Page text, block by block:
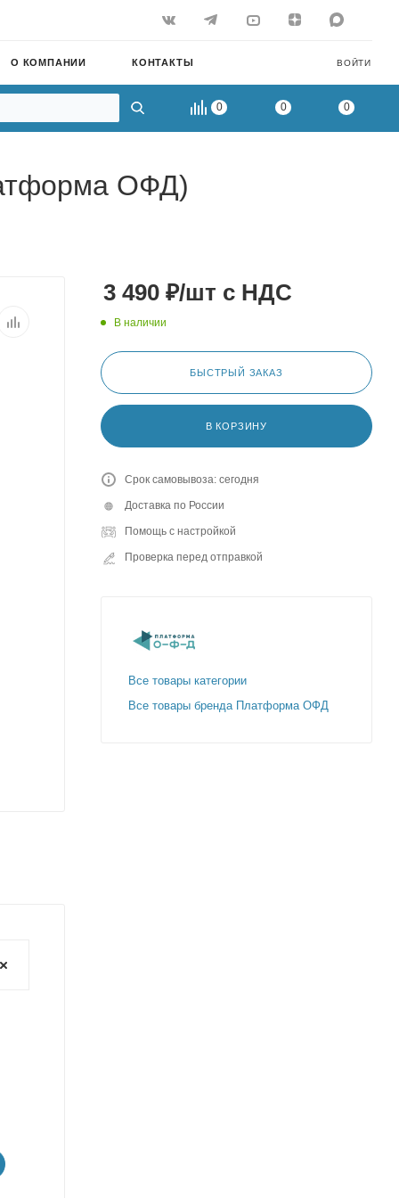
ВОЙТИ
О КОМПАНИИ КОНТАКТЫ
0 0 0
ОФД)
3 490 ₽/шт с НДС
В наличии
БЫСТРЫЙ ЗАКАЗ
В КОРЗИНУ
Срок самовывоза: сегодня
Доставка по России
Помощь с настройкой
Проверка перед отправкой
Все товары категории
Все товары бренда Платформа ОФД